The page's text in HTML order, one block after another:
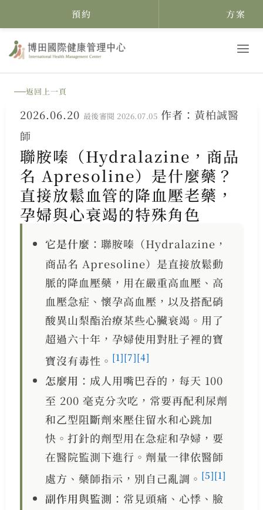
至
主
預約 方案
返回上一頁
2026.06.20 最後審閱 2026.07.05 作者： 黃柏誠醫
師
聯胺嗪（Hydralazine，商品
名 Apresoline）是什麼藥？
直接放鬆血管的降血壓老藥，
孕婦與心衰竭的特殊角色
它是什麼 ：聯胺嗪（Hydralazine，
商品名 Apresoline）是直接放鬆動
脈的降血壓藥，用在嚴重高血壓、高
血壓急症、懷孕高血壓，以及搭配硝
酸異山梨酯治療某些心臟衰竭。用了
超過六十年，孕婦使用對肚子裡的寶
寶沒有毒性。 [1][7][4]
怎麼用 ：成人用嘴巴吞的，每天 100
至 200 毫克分次吃，常要再配利尿劑
和乙型阻斷劑來壓住留水和心跳加
快。打針的劑型用在急症和孕婦，要
在醫院監測下進行。劑量一律依醫師
處方、藥師指示，別自己亂調。 [5][1]
副作用與監測 ：常見頭痛、心悸、臉